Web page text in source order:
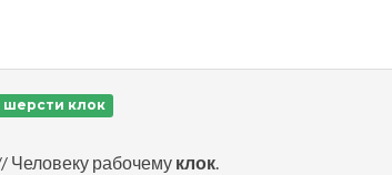
шерсти клок
Человеку рабочему клок.